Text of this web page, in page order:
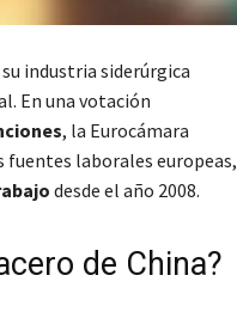
industria siderúrgica
En una votación
, la Eurocámara
laborales europeas,
desde el año 2008.
de China?